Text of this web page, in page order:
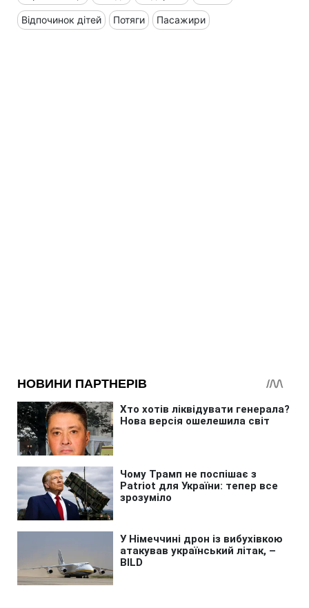
Відпочинок дітей Потяги Пасажири